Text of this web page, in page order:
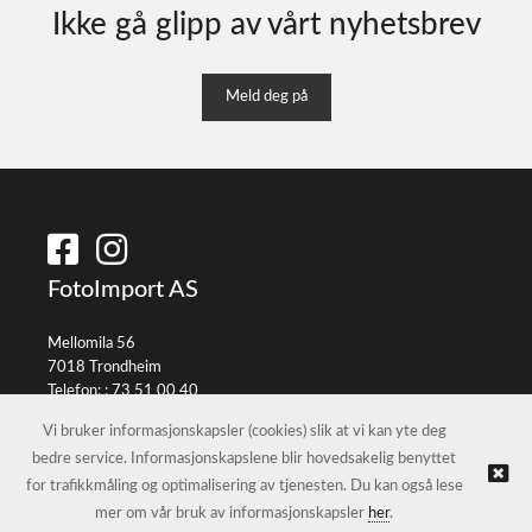
Ikke gå glipp av vårt nyhetsbrev
Meld deg på
FotoImport AS
Mellomila 56
7018 Trondheim
Telefon: :73 51 00 40
© FotoImport AS | Nettbutikk levert av Kréatif
Vi bruker informasjonskapsler (cookies) slik at vi kan yte deg
bedre service. Informasjonskapslene blir hovedsakelig benyttet
for trafikkmåling og optimalisering av tjenesten. Du kan også lese
mer om vår bruk av informasjonskapsler her.